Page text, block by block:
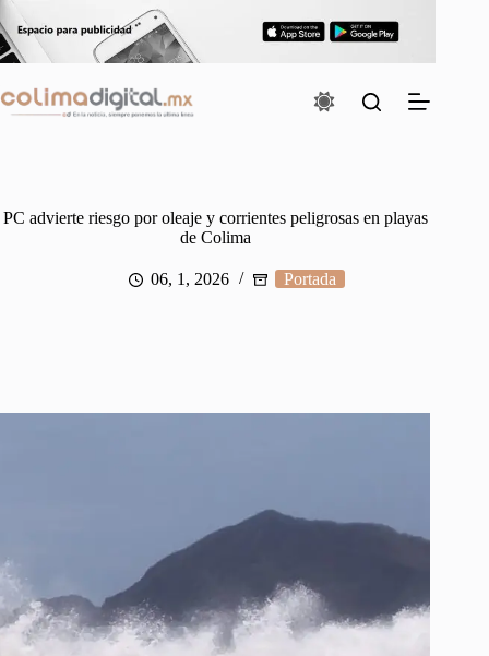
Saltar
al
contenido
PC advierte riesgo por oleaje y corrientes peligrosas en playas
de Colima
06, 1, 2026 Portada